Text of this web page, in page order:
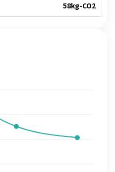
58kg-CO2